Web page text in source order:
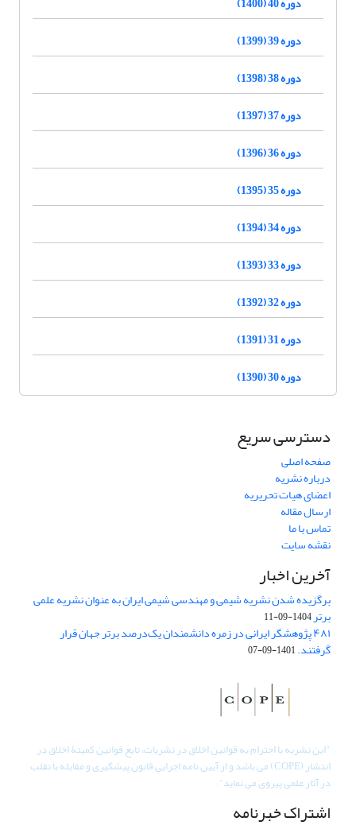
دوره 39 (1399)
دوره 38 (1398)
دوره 37 (1397)
دوره 36 (1396)
دوره 35 (1395)
دوره 34 (1394)
دوره 33 (1393)
دوره 32 (1392)
دوره 31 (1391)
دوره 30 (1390)
دسترسی سریع
صفحه اصلی
درباره نشریه
اعضای هیات تحریریه
ارسال مقاله
تماس با ما
نقشه سایت
آخرین اخبار
برگزیده شدن نشریه شیمی و مهندسی شیمی ایران به عنوان نشریه علمی
برتر1404-09-11
۴۸۱ پژوهشگر ایرانی در زمره دانشمندان یک‌درصد برتر جهان قرار
گرفتند.1401-09-07
"این نشریه با احترام به قوانین اخلاق در نشریات، تابع قوانین کمیتۀ اخلاق در
انتشار (COPE) می باشد و از آیین نامه اجرایی قانون پیشگیری و مقابله با تقلب
در آثار علمی پیروی می نماید".
اشتراک خبرنامه